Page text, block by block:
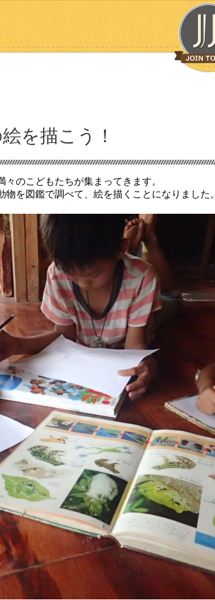
を描こう！
のこどもたちが集まってきます。
を図鑑で調べて、絵を描くことになりました。